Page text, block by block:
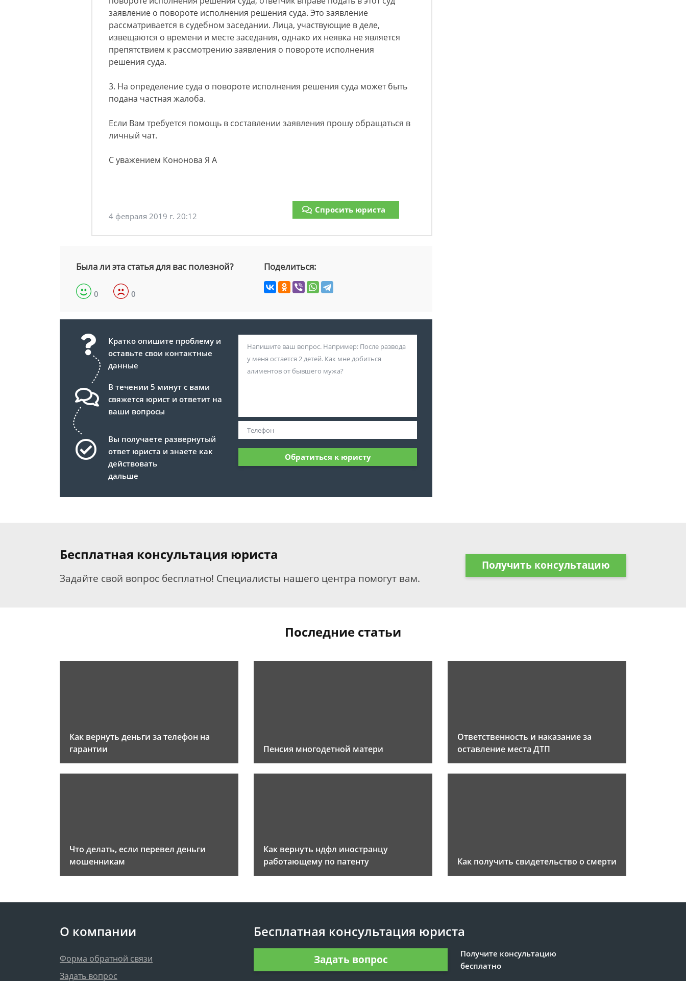
заявление о повороте исполнения решения суда. Это заявление
рассматривается в судебном заседании. Лица, участвующие в деле,
извещаются о времени и месте заседания, однако их неявка не является
препятствием к рассмотрению заявления о повороте исполнения
решения суда.
3. На определение суда о повороте исполнения решения суда может быть
подана частная жалоба.
Если Вам требуется помощь в составлении заявления прошу обращаться в
личный чат.
С уважением Кононова Я А
4 февраля 2019 г. 20:12
Спросить юриста
Была ли эта статья для вас полезной?
0 0
Поделиться:
Кратко опишите проблему и
оставьте свои контактные
данные
В течении 5 минут с вами
свяжется юрист и ответит на
ваши вопросы
Вы получаете развернутый
ответ юриста и знаете как
действовать
дальше
Обратиться к юристу
Бесплатная консультация юриста
Задайте свой вопрос бесплатно! Специалисты нашего центра помогут вам.
Получить консультацию
Последние статьи
Как вернуть деньги за телефон на
гарантии
Пенсия многодетной матери
Ответственность и наказание за
оставление места ДТП
Что делать, если перевел деньги
мошенникам
Как вернуть ндфл иностранцу
работающему по патенту
Как получить свидетельство о смерти
О компании
Форма обратной связи
Задать вопрос
Бесплатная консультация юриста
Задать вопрос
Получите консультацию
бесплатно